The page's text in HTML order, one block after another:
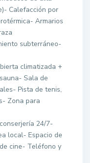
Calefacción por
Armarios
subterráneo-
climatizada +
Sala de
Pista de tenis,
Zona para
24/7-
local- Espacio de
cine- Teléfono y